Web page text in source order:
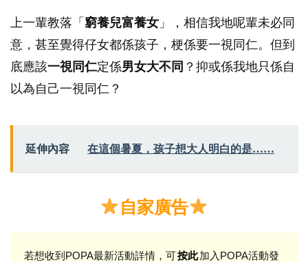
上一輩教落「 窮養兒富養女 」，相信我地呢輩未必同
意，甚至覺得仔女都係孩子，梗係要一視同仁。但到
底應該一視同仁定係男女大不同 ？抑或係我地只係自
以為自己一視同仁？
延伸內容 在這個暑夏，孩子想大人明白的是……
自家廣告
若想收到POPA最新活動詳情，可按此加入POPA活動發